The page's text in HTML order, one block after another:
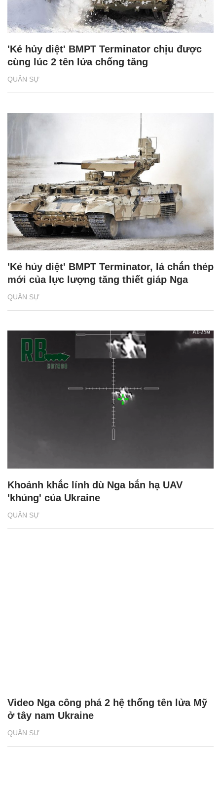
QUÂN SỰ
'Kẻ hủy diệt' BMPT Terminator chịu được
cùng lúc 2 tên lửa chống tăng
QUÂN SỰ
'Kẻ hủy diệt' BMPT Terminator, lá chắn thép
mới của lực lượng tăng thiết giáp Nga
QUÂN SỰ
Khoảnh khắc lính dù Nga bắn hạ UAV
'khủng' của Ukraine
QUÂN SỰ
Video Nga công phá 2 hệ thống tên lửa Mỹ
ở tây nam Ukraine